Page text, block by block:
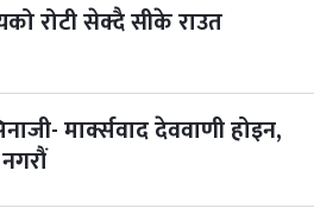
रोटी सेक्दै सीके राउत
मार्क्सवाद देववाणी होइन,